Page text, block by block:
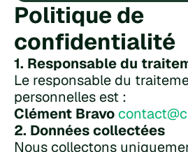
Politique de
confidentialité
1. Responsable du
Le responsable du
personnelles est :
Clément Bravo
2. Données collectées
Nous collectons